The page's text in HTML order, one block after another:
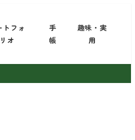
トフォ
リオ
手
帳
趣味・実
用